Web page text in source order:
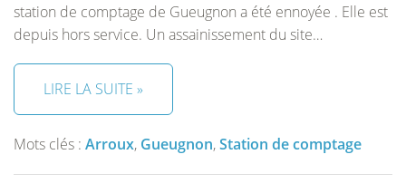
station de comptage de Gueugnon a été ennoyée . Elle est
depuis hors service. Un assainissement du site…
LIRE LA SUITE »
Mots clés : Arroux, Gueugnon,Station de comptage